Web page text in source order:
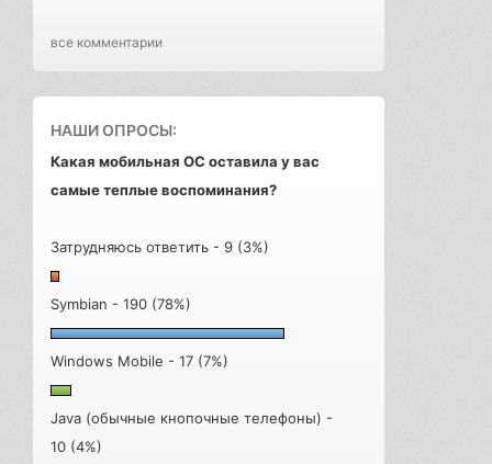
все комментарии
НАШИ ОПРОСЫ:
Какая мобильная ОС оставила у вас
самые теплые воспоминания?
Затрудняюсь ответить - 9 (3%)
Symbian - 190 (78%)
Windows Mobile - 17 (7%)
Java (обычные кнопочные телефоны) -
10 (4%)